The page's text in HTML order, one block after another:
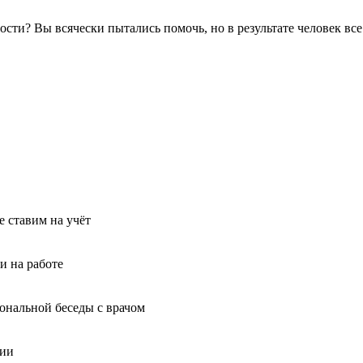
Вы всячески пытались помочь, но в результате человек
ставим на учёт
на работе
беседы с врачом